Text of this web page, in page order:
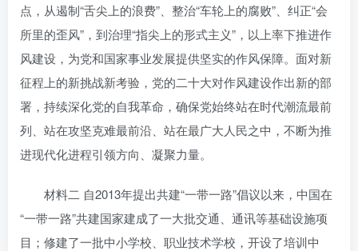
点，从遏制“舌尖上的浪费”、整治“车轮上的腐败”、纠正“会
所里的歪风”，到治理“指尖上的形式主义”，以上率下推进作
风建设，为党和国家事业发展提供坚实的作风保障。面对新
征程上的新挑战新考验，党的二十大对作风建设作出新的部
署，持续深化党的自我革命，确保党始终站在时代潮流最前
列、站在攻坚克难最前沿、站在最广大人民之中，不断为推
进现代化进程引领方向、凝聚力量。
材料二 自2013年提出共建“一带一路”倡议以来，中国在
“一带一路”共建国家建成了一大批交通、通讯等基础设施项
目；修建了一批中小学校、职业技术学校，开设了培训中